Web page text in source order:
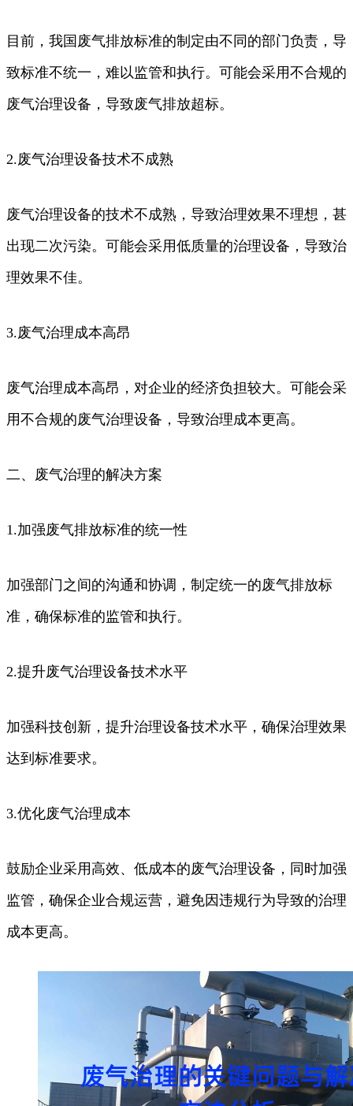
目前，我国废气排放标准的制定由不同的部门负责，导
致标准不统一，难以监管和执行。可能会采用不合规的
废气治理设备，导致废气排放超标。
2.废气治理设备技术不成熟
废气治理设备的技术不成熟，导致治理效果不理想，甚
出现二次污染。可能会采用低质量的治理设备，导致治
理效果不佳。
3.废气治理成本高昂
废气治理成本高昂，对企业的经济负担较大。可能会采
用不合规的废气治理设备，导致治理成本更高。
二、废气治理的解决方案
1.加强废气排放标准的统一性
加强部门之间的沟通和协调，制定统一的废气排放标
准，确保标准的监管和执行。
2.提升废气治理设备技术水平
加强科技创新，提升治理设备技术水平，确保治理效果
达到标准要求。
3.优化废气治理成本
鼓励企业采用高效、低成本的废气治理设备，同时加强
监管，确保企业合规运营，避免因违规行为导致的治理
成本更高。